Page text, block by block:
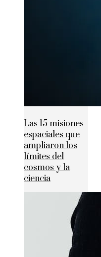
Las 15 misiones
espaciales que
ampliaron los
límites del
cosmos y la
ciencia